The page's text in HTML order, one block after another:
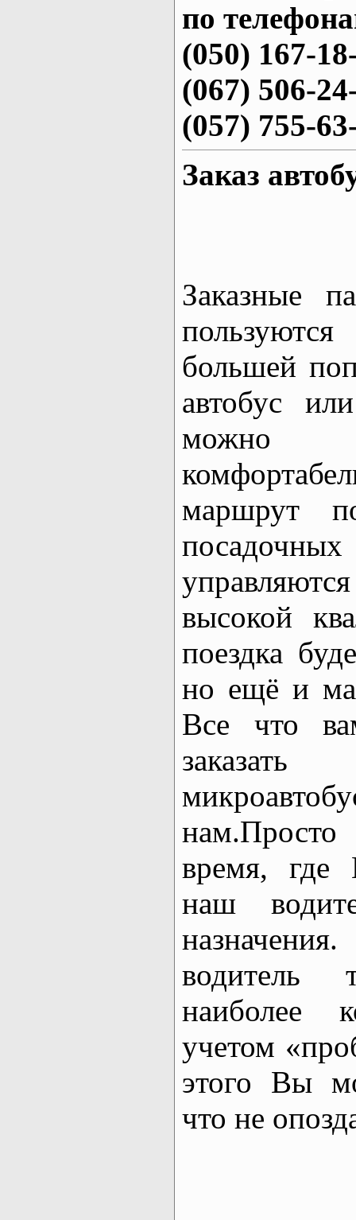
по
(050) 167-
(067) 506-
(057) 755-
Заказ
Заказные
большей
автобус
можно
маршрут
высокой
поездка
но ещё и
Все что
время, где
наш
водитель
наиболее
учетом
этого Вы
что не